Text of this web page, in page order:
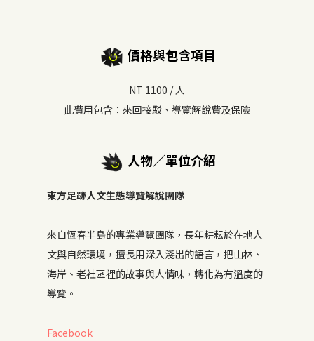
價格與包含項目
NT 1100 / 人
此費用包含：來回接駁、導覽解說費及保險
人物／單位介紹
東方足跡人文生態導覽解說團隊
來自恆春半島的專業導覽團隊，長年耕耘於在地人
文與自然環境，擅長用深入淺出的語言，把山林、
海岸、老社區裡的故事與人情味，轉化為有溫度的
導覽。
Facebook